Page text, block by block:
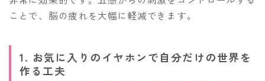
ことで、脳の疲れを大幅に軽減できます。
1. お気に入りのイヤホンで自分だけの世界を
作る工夫